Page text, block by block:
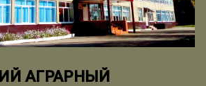
АГРАРНЫЙ